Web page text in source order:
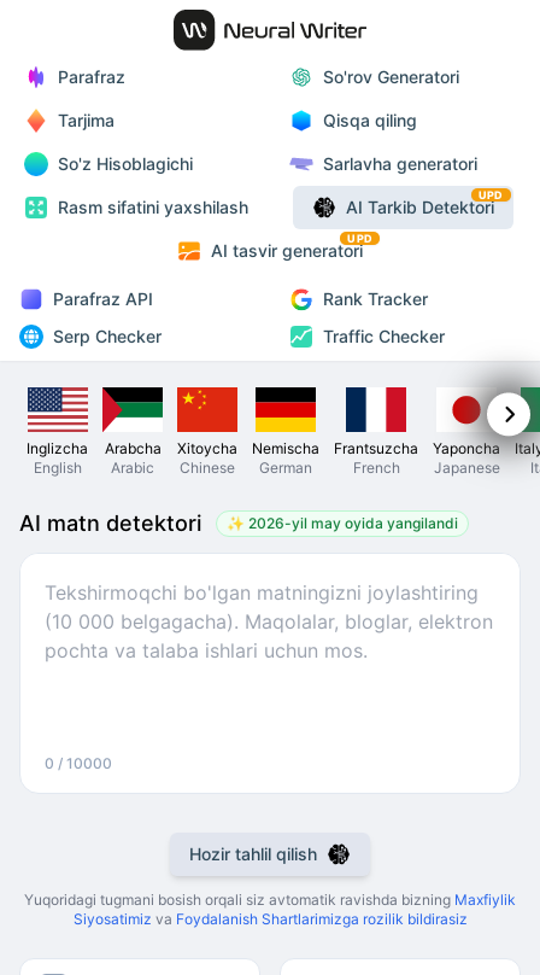
Parafraz So'rov Generatori
Tarjima Qisqa qiling
So'z Hisoblagichi Sarlavha generatori
Rasm sifatini yaxshilash AI Tarkib Detektori
UPD
AI tasvir generatori
UPD
Parafraz API
Rank Tracker
Serp Checker
Traffic Checker
Inglizcha
English
Arabcha
Arabic
Xitoycha
Chinese
Nemischa
German
Frantsuzcha
French
Yaponcha
Japanese
AI matn detektori ✨ 2026-yil may oyida yangilandi
0 / 10000
Hozir tahlil qilish
Yuqoridagi tugmani bosish orqali siz avtomatik ravishda bizning Maxfiylik
Siyosatimiz va Foydalanish Shartlarimizga rozilik bildirasiz